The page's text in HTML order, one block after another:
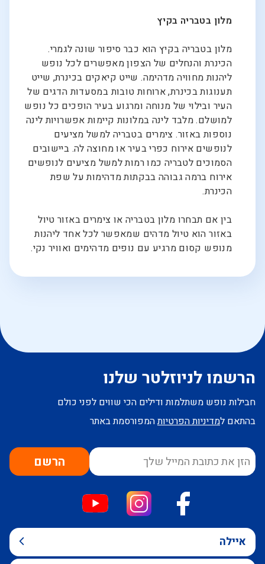
מלון בטבריה בקיץ
מלון בטבריה בקיץ הוא כבר סיפור שונה לגמרי.
הכינרת והנחלים של הצפון מאפשרים לכל נופש
ליהנות מחוויה מדהימה. שייט קיאקים בכינרת, שייט
תענוגות בכינרת, ארוחות טובות במסעדות הדגים של
העיר ובילוי של מנוחה ומרגוע בעיר הופכים כל נופש
למושלם. מלבד לינה במלונות קיימות אפשרויות לינה
נוספות באזור. צימרים בטבריה למשל מציעים
לנופשים אירוח כפרי בעיר או מחוצה לה. ביישובים
הסמוכים לטבריה כמו רמות למשל מציעים לנופשים
אירוח ברמה גבוהה בבקתות מדהימות על שפת
הכינרת.
בין אם תבחרו מלון בטבריה או צימרים באזור טיול
באזור הוא טיול מדהים שמאפשר לכל אחד ליהנות
מנופש קסום מרגיע עם נופים מדהימים ואוויר נקי.
הרשמו לניוזלטר שלנו
חבילות נופש משתלמות ודילים הכי שווים לפני כולם
בהתאם למדיניות הפרטיותהמפורסמת באתר
הרשם
איילה